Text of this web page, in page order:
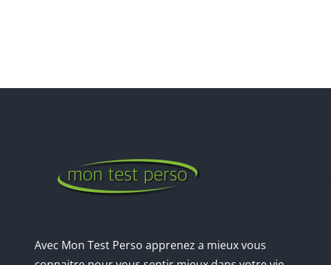
Avec Mon Test Perso apprenez a mieux vous